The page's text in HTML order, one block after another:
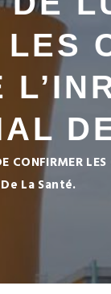
La Santé.